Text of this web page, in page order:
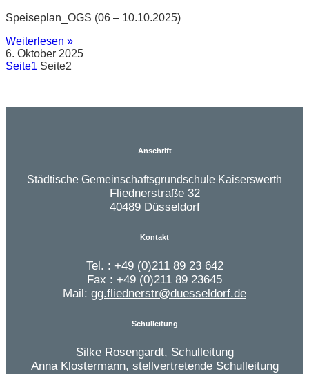
Speiseplan_OGS (06 – 10.10.2025)
Weiterlesen »
6. Oktober 2025
Seite1 Seite2
Anschrift
Städtische Gemeinschaftsgrundschule Kaiserswerth
Fliednerstraße 32
40489 Düsseldorf
Kontakt
Tel. : +49 (0)211 89 23 642
Fax : +49 (0)211 89 23645
Mail: gg.fliednerstr@duesseldorf.de
Schulleitung
Silke Rosengardt, Schulleitung
Anna Klostermann, stellvertretende Schulleitung